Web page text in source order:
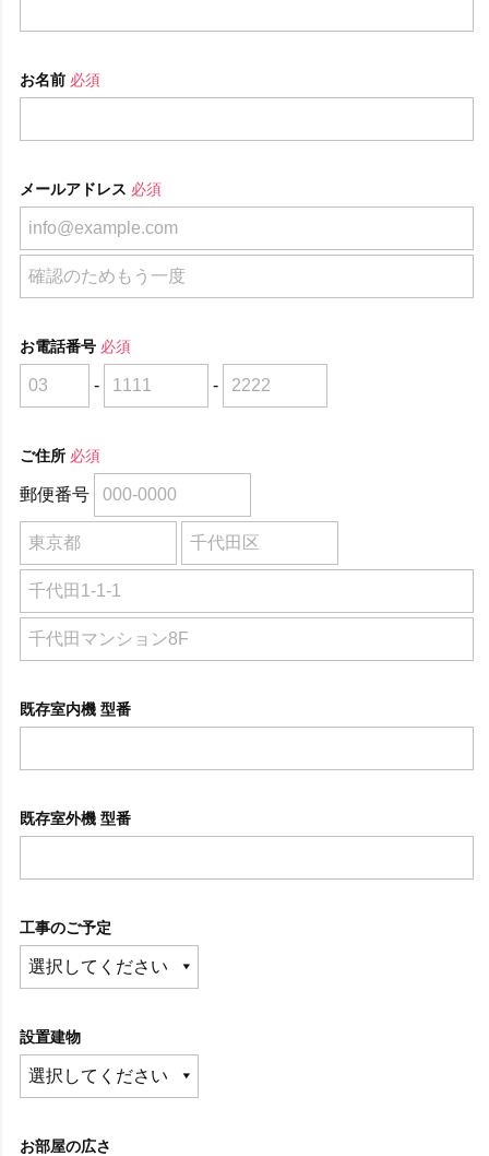
お名前 必須
メールアドレス 必須
お電話番号 必須
- -
ご住所 必須
郵便番号
既存室内機 型番
既存室外機 型番
工事のご予定
設置建物
お部屋の広さ